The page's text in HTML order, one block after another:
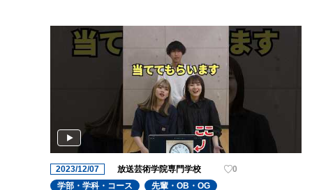
2023/12/07 放送芸術学院専門学校
0
学部・学科・コース
先輩・OB・OG